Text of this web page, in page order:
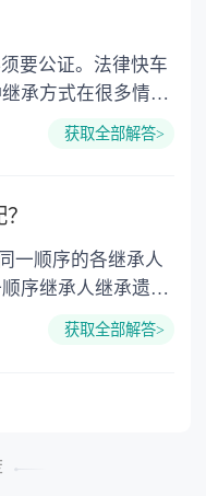
缴纳 4. 土
承方式在很多情况
如果需要公正的也
以对遗产继承进行
获取全部解答>
承人，分配遗产
分配遗产时，应当
获取全部解答>